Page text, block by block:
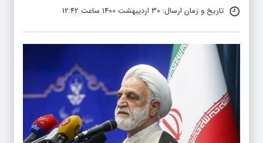
تاریخ و زمان ارسال: 30 اردیبهشت 1400 ساعت 12:42